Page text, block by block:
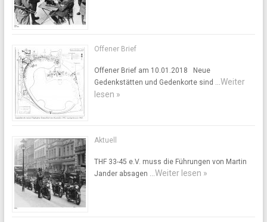
Offener Brief
Offener Brief am 10.01.2018 Neue
Gedenkstätten und Gedenkorte sind …Weiter
lesen »
Aktuell
THF 33-45 e.V. muss die Führungen von Martin
Jander absagen …Weiter lesen »